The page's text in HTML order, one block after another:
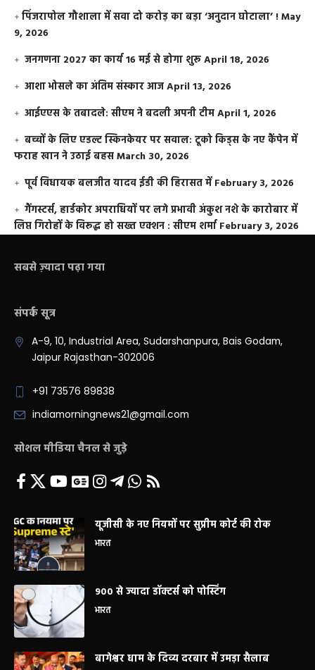
​पिंजरापोल गौशाला में सवा दो करोड़ का बड़ा ‘अनुदान घोटाला’ !May
9, 2026
जनगणना 2027 का कार्य 16 मई से होगा शुरूApril 18, 2026
आशा भोसले का अंतिम संस्कार आजApril 13, 2026
आईएएस के तबादले: सीएम ने बदली अपनी टीमApril 1, 2026
बच्चों के लिए एडल्ट स्किनकेयर पर सवाल: टूको किड्स के नए कैंपेन में
फराह खान ने उठाई बहसMarch 30, 2026
पूर्व विधायक बलजीत यादव ईडी की हिरासत में February 3, 2026
गैंगस्टर्स, हार्डकोर अपराधियों पर लगे प्रभावी अंकुश नशे के कारोबार में
लिप्त गिरोहों के विरूद्ध हो सख्त एक्शन : सीएम शर्मा February 3, 2026
सबसे ज़्यादा पढ़ा गया
संपर्क सूत्र
A-9, 10, Industrial Area, Sudarshanpura, Bais Godam,
Jaipur Rajasthan-302006
+91 73576 89838
indiamorningnews21@gmail.com
सोशल मीडिया चैनल से जुड़े
यूजीसी के नए नियमों पर सुप्रीम कोर्ट की रोक
भारत
900 से ज्यादा डॉक्टर्स को पोस्टिंग
भारत
बागेश्वर धाम के दिव्य दरबार में उमड़ा सैलाब